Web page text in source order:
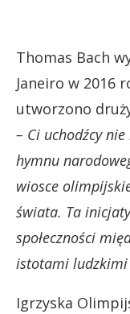
Thomas Bach
Janeiro w 2016
utworzono
– Ci uchodźcy
hymnu
wiosce
świata. Ta
społeczności
istotami ludzkimi
Igrzyska